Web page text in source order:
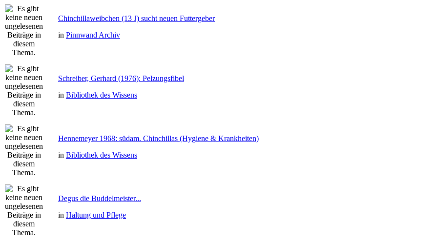
Chinchillaweibchen (13 J) sucht neuen Futtergeber
in Pinnwand Archiv
Schreiber, Gerhard (1976): Pelzungsfibel
in Bibliothek des Wissens
Hennemeyer 1968: südam. Chinchillas (Hygiene & Krankheiten)
in Bibliothek des Wissens
Degus die Buddelmeister...
in Haltung und Pflege